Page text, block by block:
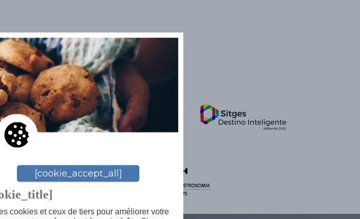
[cookie_accept_all]
cookies et ceux de tiers pour améliorer votre